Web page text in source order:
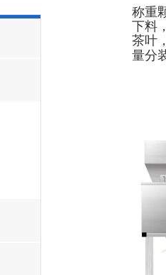
称重
下料
茶叶
量分